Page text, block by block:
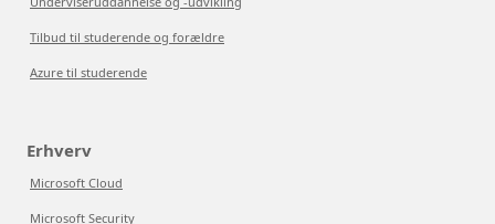
Tilbud til studerende og forældre
Azure til studerende
Erhverv
Microsoft Cloud
Microsoft Security